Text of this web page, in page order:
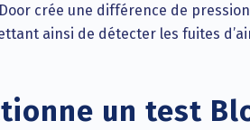
crée une différence de
ainsi de détecter les fuites
un test